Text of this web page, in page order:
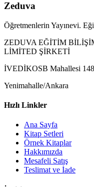
Zeduva
Öğretmenlerin Yayınevi.
ZEDUVA EĞİTİM
LİMİTED ŞİRKETİ
İVEDİKOSB Mahallesi
Yenimahalle/Ankara
Hızlı Linkler
Ana Sayfa
Kitap Setleri
Örnek Kitaplar
Hakkımızda
Mesafeli Satış
Teslimat ve İade